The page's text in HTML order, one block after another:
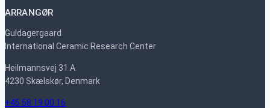
ARRANGØR
Guldagergaard
International Ceramic Research Center
Heilmannsvej 31 A
4230 Skælskør, Denmark
+45 58 19 00 16